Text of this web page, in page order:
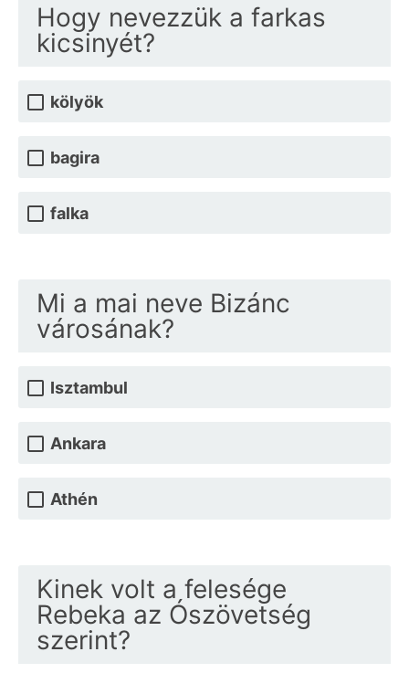
Hogy nevezzük a farkas
kicsinyét?
kölyök
bagira
falka
Mi a mai neve Bizánc
városának?
Isztambul
Ankara
Athén
Kinek volt a felesége
Rebeka az Ószövetség
szerint?